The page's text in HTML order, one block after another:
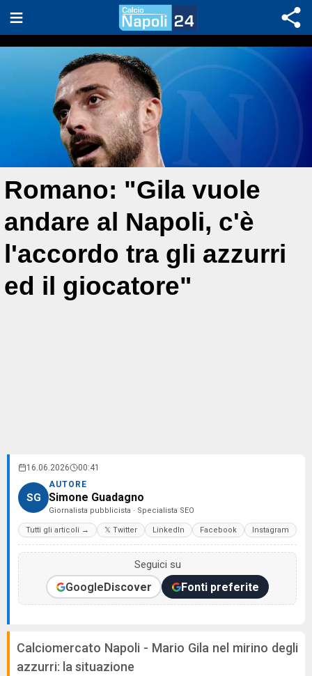
Romano: "Gila vuole
andare al Napoli, c'è
l'accordo tra gli azzurri
ed il giocatore"
16.06.2026 00:41
SG
AUTORE
Simone Guadagno
Giornalista pubblicista · Specialista SEO
Tutti gli articoli → 𝕏 Twitter LinkedIn Facebook Instagram
Seguici su
GoogleDiscover Fonti preferite
Calciomercato Napoli - Mario Gila nel mirino degli
azzurri: la situazione